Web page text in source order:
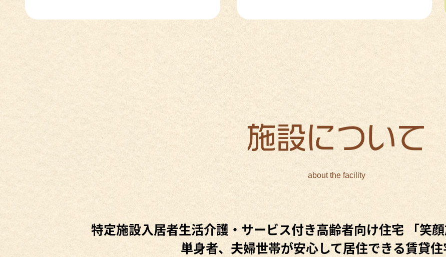
施設について
about the facility
特定施設入居者生活介護・ サービス付き高齢者向け住宅 「笑
単身者、夫婦世帯が安心して居住できる賃貸住